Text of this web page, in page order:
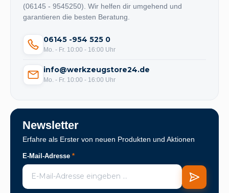
(06145 - 9545250). Wir helfen dir umgehend und
garantieren die besten Beratung.
06145 -954 525 0
Mo. - Fr. 10:00 - 16:00 Uhr
info@werkzeugstore24.de
Mo. - Fr. 10:00 - 16:00 Uhr
Newsletter
Erfahre als Erster von neuen Produkten und Aktionen
E-Mail-Adresse *